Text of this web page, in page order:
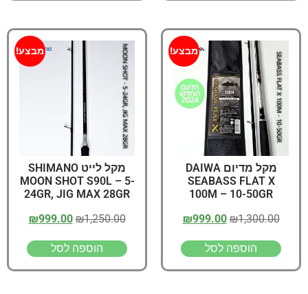
מבצע!
מקל מדיום DAIWA
SEABASS FLAT X
100M – 10-50GR
₪1,300.00
₪999.00
הוספה לסל
מבצע!
מקל לייט SHIMANO
MOON SHOT S90L – 5-
24GR, JIG MAX 28GR
₪1,250.00
₪999.00
הוספה לסל